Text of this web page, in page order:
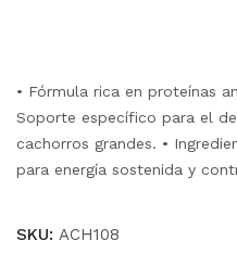
• Fórmula rica en proteínas
Soporte específico para el
cachorros grandes. •
para energía sostenida y
SKU: ACH108